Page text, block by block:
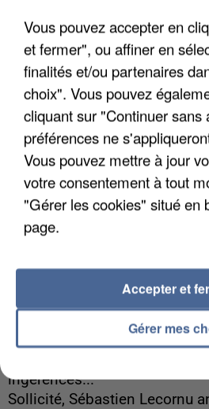
Un cofondateur du réseau
quelques jours plus tôt.
6 août 2026
ingérences...
Sollicité, Sébastien Lecornu
Vous pouvez accepter en
et fermer", ou affiner en
finalités et/ou partenaires
choix". Vous pouvez
cliquant sur "Continuer sans
préférences ne
Vous pouvez mettre à jour
votre consentement à tout
"Gérer les cookies" situé en
page.
Gérer mes
Accepter et